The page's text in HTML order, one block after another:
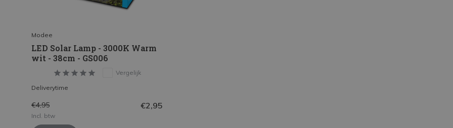
Modee
LED Solar Lamp - 3000K Warm
wit - 38cm - GS006
Vergelijk
Deliverytime
€4,95 €2,95
Incl. btw